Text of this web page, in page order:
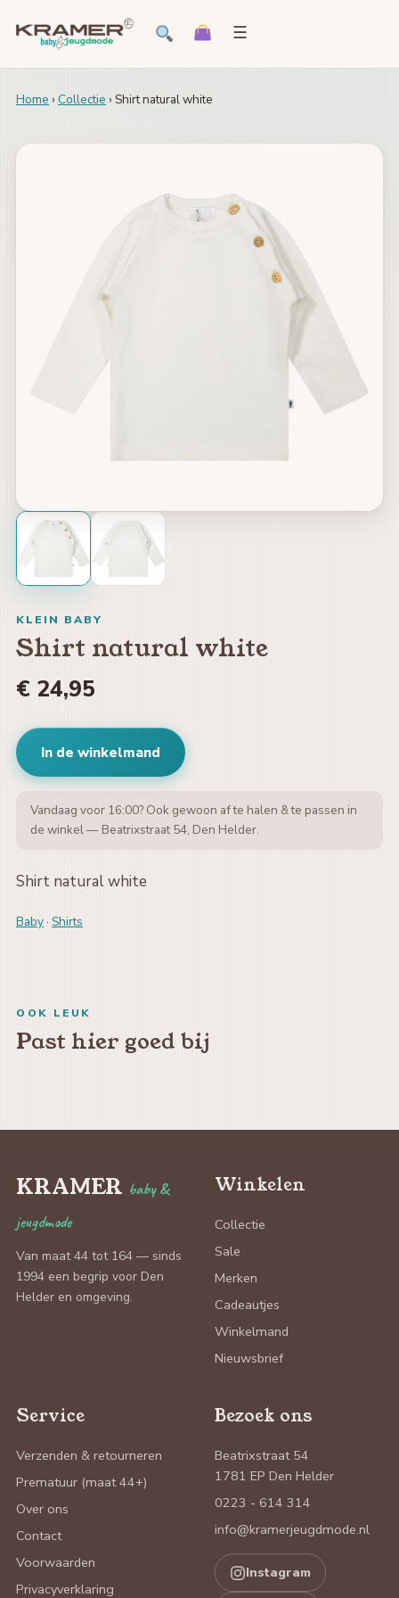
☰
Home › Collectie › Shirt natural white
KLEIN BABY
Shirt natural white
€ 24,95
In de winkelmand
Vandaag voor 16:00? Ook gewoon af te halen & te passen in
de winkel — Beatrixstraat 54, Den Helder.
Shirt natural white
Baby· Shirts
OOK LEUK
Past hier goed bij
KRAMER baby &
jeugdmode
Van maat 44 tot 164 — sinds
1994 een begrip voor Den
Helder en omgeving.
Winkelen
Collectie
Sale
Merken
Cadeautjes
Winkelmand
Nieuwsbrief
Service
Verzenden & retourneren
Prematuur (maat 44+)
Over ons
Contact
Voorwaarden
Privacyverklaring
Bezoek ons
Beatrixstraat 54
1781 EP Den Helder
0223 - 614 314
info@kramerjeugdmode.nl
Instagram